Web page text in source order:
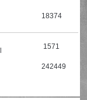
18374
1571
242449